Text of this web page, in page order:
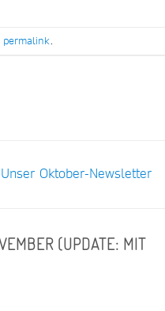
permalink.
Unser Oktober-Newsletter
(UPDATE: MIT